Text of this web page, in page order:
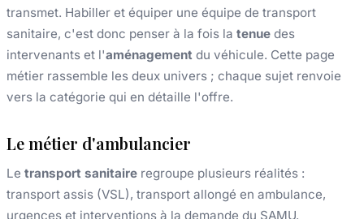
transmet. Habiller et équiper une équipe de transport
sanitaire, c'est donc penser à la fois la tenue des
intervenants et l'aménagement du véhicule. Cette page
métier rassemble les deux univers ; chaque sujet renvoie
vers la catégorie qui en détaille l'offre.
Le métier d'ambulancier
Le transport sanitaire regroupe plusieurs réalités :
transport assis (VSL), transport allongé en ambulance,
urgences et interventions à la demande du SAMU.